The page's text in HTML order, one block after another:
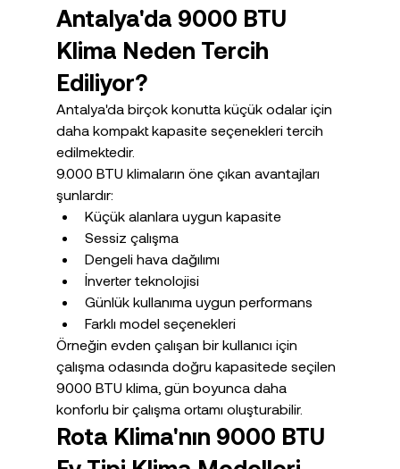
Antalya'da 9000 BTU
Klima Neden Tercih
Ediliyor?
Antalya'da birçok konutta küçük odalar için
daha kompakt kapasite seçenekleri tercih
edilmektedir.
9.000 BTU klimaların öne çıkan avantajları
şunlardır:
Küçük alanlara uygun kapasite
Sessiz çalışma
Dengeli hava dağılımı
İnverter teknolojisi
Günlük kullanıma uygun performans
Farklı model seçenekleri
Örneğin evden çalışan bir kullanıcı için
çalışma odasında doğru kapasitede seçilen
9000 BTU klima, gün boyunca daha
konforlu bir çalışma ortamı oluşturabilir.
Rota Klima'nın 9000 BTU